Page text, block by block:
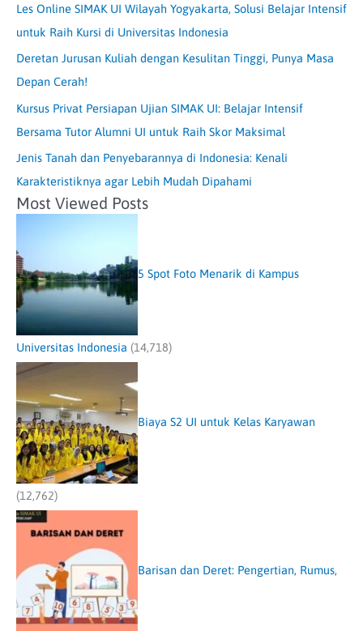
Les Online SIMAK UI Wilayah Yogyakarta, Solusi Belajar Intensif
untuk Raih Kursi di Universitas Indonesia
Deretan Jurusan Kuliah dengan Kesulitan Tinggi, Punya Masa
Depan Cerah!
Kursus Privat Persiapan Ujian SIMAK UI: Belajar Intensif
Bersama Tutor Alumni UI untuk Raih Skor Maksimal
Jenis Tanah dan Penyebarannya di Indonesia: Kenali
Karakteristiknya agar Lebih Mudah Dipahami
Most Viewed Posts
5 Spot Foto Menarik di Kampus
Universitas Indonesia (14,718)
Biaya S2 UI untuk Kelas Karyawan
(12,762)
Barisan dan Deret: Pengertian, Rumus,